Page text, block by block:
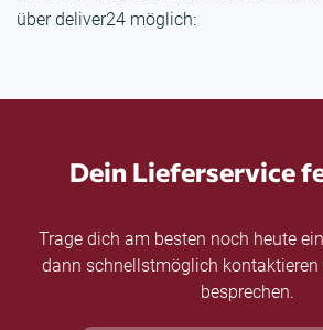
über deliver24 möglich:
Dein Lieferservice
Trage dich am besten noch heute
dann schnellstmöglich kontaktieren
besprechen.